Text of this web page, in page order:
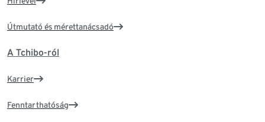
Útmutató és mérettanácsadó
A Tchibo-ról
Karrier
Fenntarthatóság